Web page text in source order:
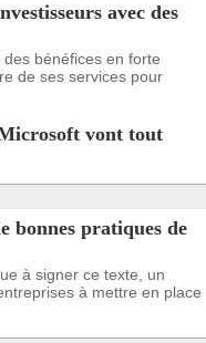
avec des
bénéfices en forte
de ses services pour
vont tout
bonnes pratiques de
à signer ce texte, un
à mettre en place